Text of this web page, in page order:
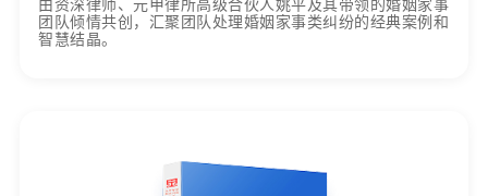
团队倾情共创，汇聚团队处理婚姻家事类纠纷的经典案例和
智慧结晶。